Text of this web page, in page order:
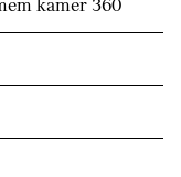
kamer 360